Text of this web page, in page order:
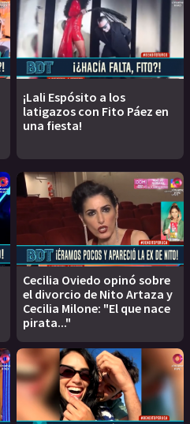
¡Lali Espósito a los
latigazos con Fito Páez en
una fiesta!
Cecilia Oviedo opinó sobre
el divorcio de Nito Artaza y
Cecilia Milone: "El que nace
pirata..."